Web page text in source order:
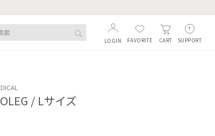
SUPPORT
CART
FAVORITE
LOGIN
/ Lサイズ